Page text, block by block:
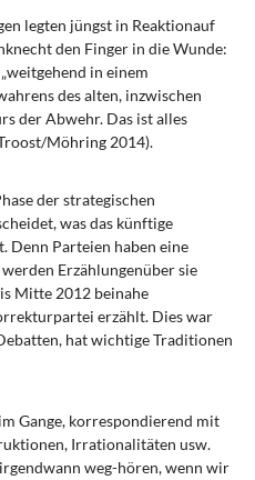
Daseinsvorsorge
legten jüngst in Reaktionauf
den Finger in die Wunde:
in einem
des alten, inzwischen
der Abwehr. Das ist alles
Möhring 2014).
der strategischen
was das künftige
Denn Parteien haben eine
Erzählungenüber sie
Mitte 2012 beinahe
erzählt. Dies war
hat wichtige Traditionen
Gange, korrespondierend mit
Irrationalitäten usw.
weg-hören, wenn wir